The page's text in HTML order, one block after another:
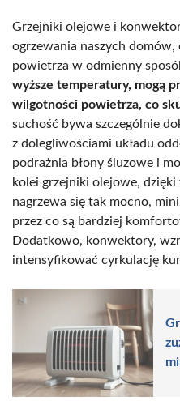
Grzejniki olejowe i
ogrzewania naszych domów,
powietrza w odmienny
wyższe temperatury, mogą
wilgotności powietrza, co
suchość bywa szczególnie
z dolegliwościami układu
podrażnia błony śluzowe i
kolei grzejniki olejowe,
nagrzewa się tak mocno,
przez co są bardziej
Dodatkowo, konwektory,
intensyfikować cyrkulację